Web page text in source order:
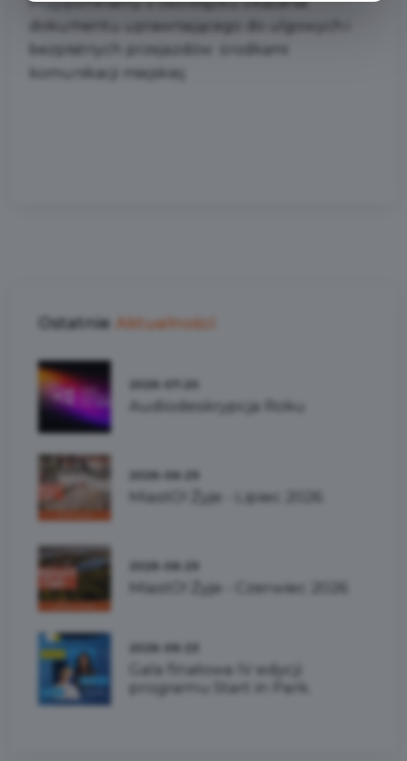
dokumentu uprawniającego do ulgowych i
bezpłatnych przejazdów środkami
komunikacji miejskiej.
Ostatnie Aktualności
Audiodeskrypcja Roku
MiastO! Żyje - Lipiec 2026
MiastO! Żyje - Czerwiec 2026
Gala finałowa IV edycji
programu Start in Park.